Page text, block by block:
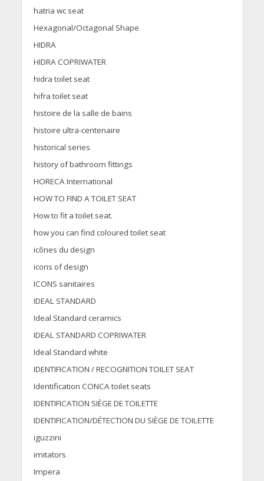
hatria wc seat
Hexagonal/Octagonal Shape
HIDRA
HIDRA COPRIWATER
hidra toilet seat
hifra toilet seat
histoire de la salle de bains
histoire ultra-centenaire
historical series
history of bathroom fittings
HORECA International
HOW TO FIND A TOILET SEAT
How to fit a toilet seat.
how you can find coloured toilet seat
icônes du design
icons of design
ICONS sanitaires
IDEAL STANDARD
Ideal Standard ceramics
IDEAL STANDARD COPRIWATER
Ideal Standard white
IDENTIFICATION / RECOGNITION TOILET SEAT
Identification CONCA toilet seats
IDENTIFICATION SIÈGE DE TOILETTE
IDENTIFICATION/DÉTECTION DU SIÈGE DE TOILETTE
iguzzini
imitators
Impera